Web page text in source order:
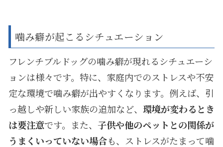
噛み癖が起こるシチュエーション
フレンチブルドッグの噛み癖が現れるシチュエーシ
ョンは様々です。特に、家庭内でのストレスや不安
定な環境で噛み癖が出やすくなります。例えば、引
っ越しや新しい家族の追加など、 環境が変わるとき
は要注意です。また、 子供や他のペットとの関係が
うまくいっていない場合も、ストレスがたまって噛